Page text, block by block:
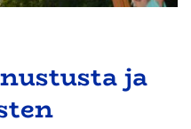
ja